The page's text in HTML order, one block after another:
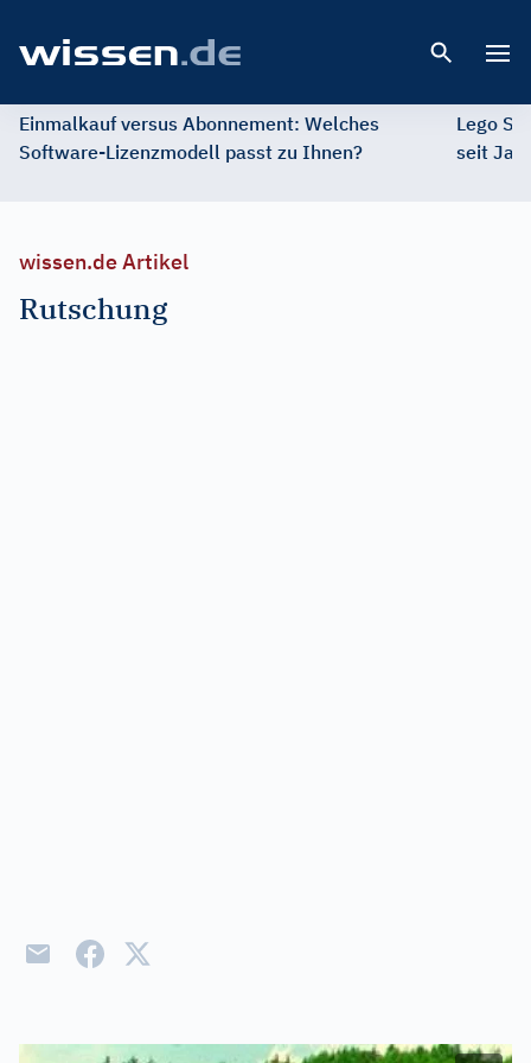
Einmalkauf versus Abonnement: Welches
Software-Lizenzmodell passt zu Ihnen?
Lego
seit
wissen.de Artikel
Rutschung